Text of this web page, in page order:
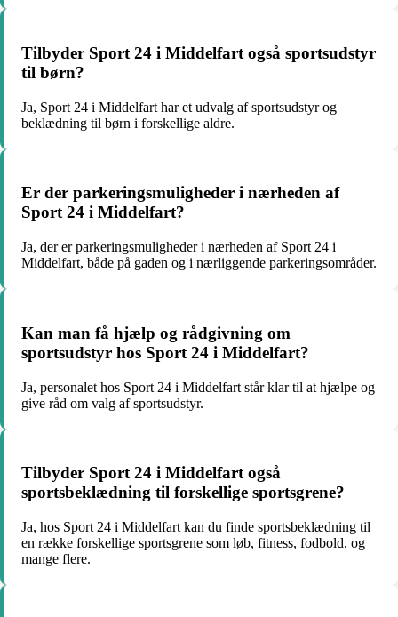
Tilbyder Sport 24 i Middelfart også sportsudstyr
til børn?
Ja, Sport 24 i Middelfart har et udvalg af sportsudstyr og
beklædning til børn i forskellige aldre.
Er der parkeringsmuligheder i nærheden af
Sport 24 i Middelfart?
Ja, der er parkeringsmuligheder i nærheden af Sport 24 i
Middelfart, både på gaden og i nærliggende parkeringsområder.
Kan man få hjælp og rådgivning om
sportsudstyr hos Sport 24 i Middelfart?
Ja, personalet hos Sport 24 i Middelfart står klar til at hjælpe og
give råd om valg af sportsudstyr.
Tilbyder Sport 24 i Middelfart også
sportsbeklædning til forskellige sportsgrene?
Ja, hos Sport 24 i Middelfart kan du finde sportsbeklædning til
en række forskellige sportsgrene som løb, fitness, fodbold, og
mange flere.